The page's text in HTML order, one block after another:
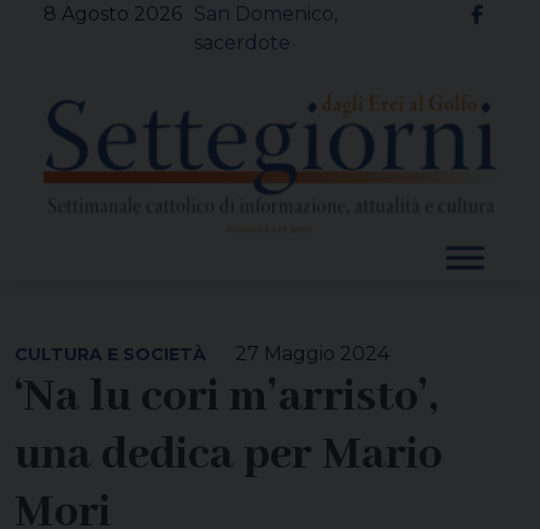
8 Agosto 2026 San Domenico,
sacerdote
27 Maggio 2024
CULTURA E SOCIETÀ
‘Na lu cori m’arristo’,
una dedica per Mario
Mori